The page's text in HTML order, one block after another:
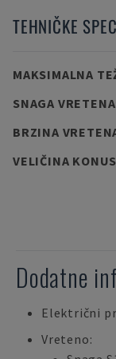
TEHNIČKE
MAKSIMALNA
SNAGA VRETENA
BRZINA
VELIČINA
Dodatne
Električni
Vreteno: